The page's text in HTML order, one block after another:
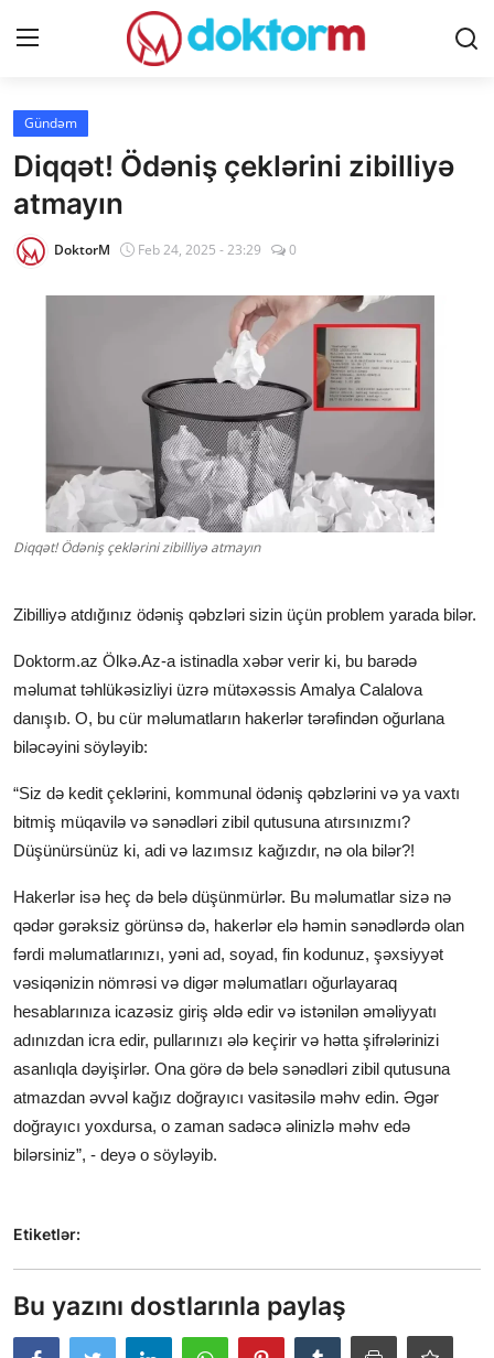
Giriş
Ana səhifə
Dərmanlar
Sorğular
Klinikalar
AZ
Gündəm
Diqqət! Ödəniş çeklərini zibilliyə
atmayın
DoktorM Feb 24, 2025 - 23:29 0
Diqqət! Ödəniş çeklərini zibilliyə atmayın
Zibilliyə atdığınız ödəniş qəbzləri sizin üçün problem yarada bilər.
Doktorm.az Ölkə.Az-a istinadla xəbər verir ki, bu barədə
məlumat təhlükəsizliyi üzrə mütəxəssis Amalya Calalova
danışıb. O, bu cür məlumatların hakerlər tərəfindən oğurlana
biləcəyini söyləyib:
“Siz də kedit çeklərini, kommunal ödəniş qəbzlərini və ya vaxtı
bitmiş müqavilə və sənədləri zibil qutusuna atırsınızmı?
Düşünürsünüz ki, adi və lazımsız kağızdır, nə ola bilər?!
Hakerlər isə heç də belə düşünmürlər. Bu məlumatlar sizə nə
qədər gərəksiz görünsə də, hakerlər elə həmin sənədlərdə olan
fərdi məlumatlarınızı, yəni ad, soyad, fin kodunuz, şəxsiyyət
vəsiqənizin nömrəsi və digər məlumatları oğurlayaraq
hesablarınıza icazəsiz giriş əldə edir və istənilən əməliyyatı
adınızdan icra edir, pullarınızı ələ keçirir və hətta şifrələrinizi
asanlıqla dəyişirlər. Ona görə də belə sənədləri zibil qutusuna
atmazdan əvvəl kağız doğrayıcı vasitəsilə məhv edin. Əgər
doğrayıcı yoxdursa, o zaman sadəcə əlinizlə məhv edə
bilərsiniz”, - deyə o söyləyib.
Etiketlər:
Bu yazını dostlarınla paylaş